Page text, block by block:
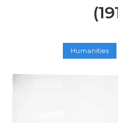
Humanities